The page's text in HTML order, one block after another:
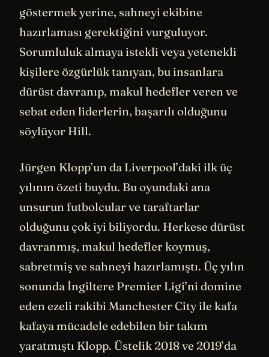
göstermek yerine, sahneyi ekibine
hazırlaması gerektiğini vurguluyor.
Sorumluluk almaya istekli veya yetenekli
kişilere özgürlük tanıyan, bu insanlara
dürüst davranıp, makul hedefler veren ve
sebat eden liderlerin, başarılı olduğunu
söylüyor Hill.
Jürgen Klopp’un da Liverpool’daki ilk üç
yılının özeti buydu. Bu oyundaki ana
unsurun futbolcular ve taraftarlar
olduğunu çok iyi biliyordu. Herkese dürüst
davranmış, makul hedefler koymuş,
sabretmiş ve sahneyi hazırlamıştı. Üç yılın
sonunda İngiltere Premier Ligi’ni domine
eden ezeli rakibi Manchester City ile kafa
kafaya mücadele edebilen bir takım
yaratmıştı Klopp. Üstelik 2018 ve 2019’da